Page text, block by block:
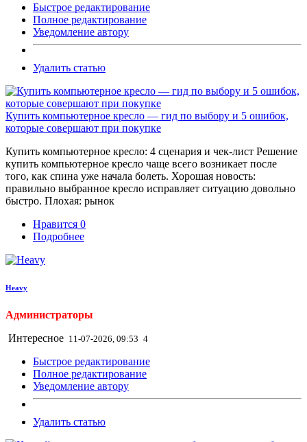
Быстрое редактирование
Полное редактирование
Уведомление автору
Удалить статью
Купить компьютерное кресло — гид по выбору и 5 ошибок,
которые совершают при покупке
Купить компьютерное кресло: 4 сценария и чек-лист Решение
купить компьютерное кресло чаще всего возникает после
того, как спина уже начала болеть. Хорошая новость:
правильно выбранное кресло исправляет ситуацию довольно
быстро. Плохая: рынок
Нравится 0
Подробнее
Heavy
Администраторы
Интересное 11-07-2026, 09:53 4
Быстрое редактирование
Полное редактирование
Уведомление автору
Удалить статью